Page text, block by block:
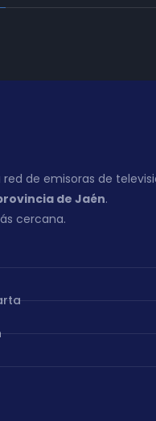
red de emisoras de
de Jaén.
cercana.